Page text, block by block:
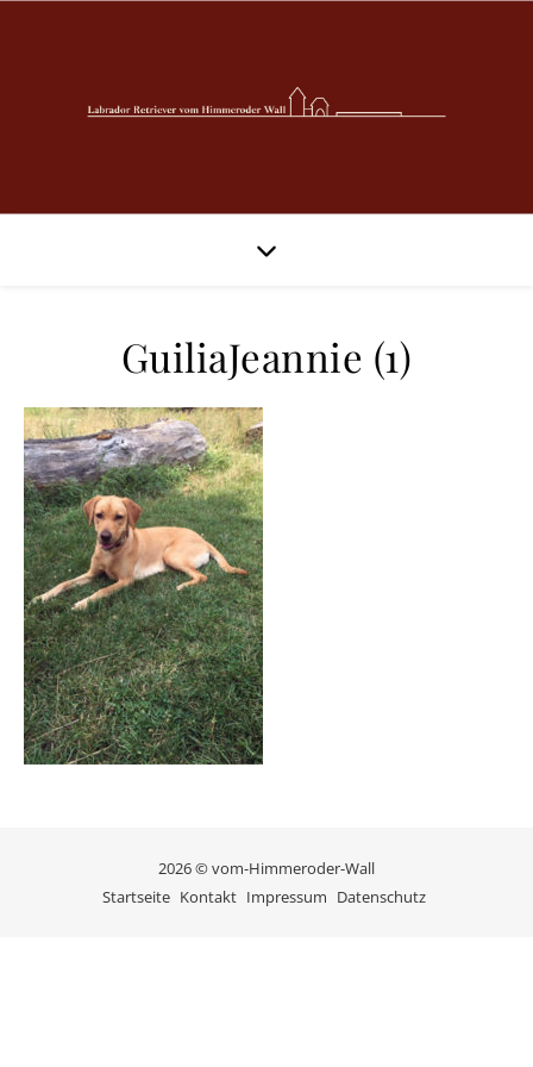
GuiliaJeannie (1)
2026 © vom-Himmeroder-Wall
Startseite Kontakt Impressum Datenschutz